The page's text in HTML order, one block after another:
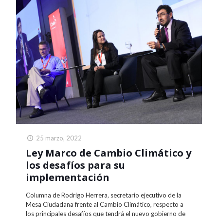
25 marzo, 2022
Ley Marco de Cambio Climático y
los desafíos para su
implementación
Columna de Rodrigo Herrera, secretario ejecutivo de la
Mesa Ciudadana frente al Cambio Climático, respecto a
los principales desafíos que tendrá el nuevo gobierno de